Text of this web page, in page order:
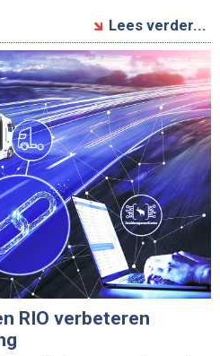
Lees verder...
RIO verbeteren